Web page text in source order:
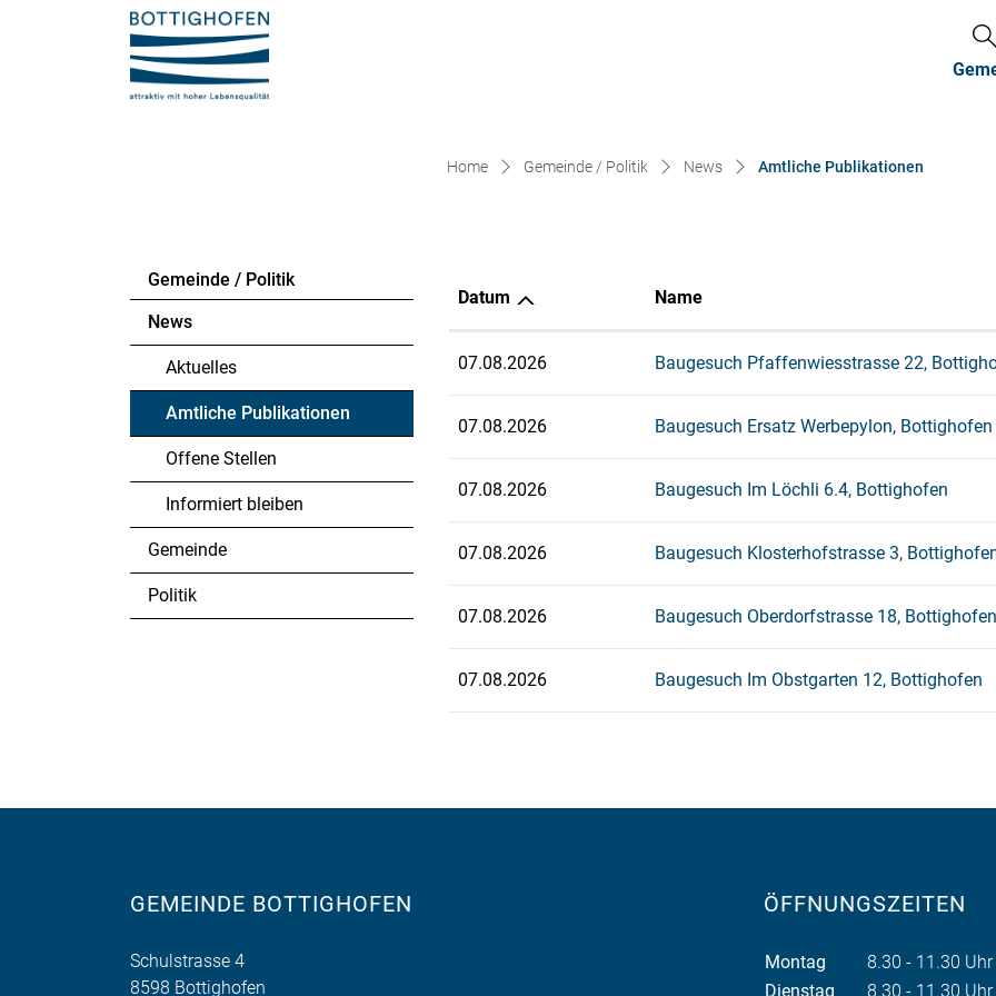
Bottighofen
Home Gemeinde / Politik News Amtliche Publikationen
Gemeinde / Politik
News
Aktuelles
Amtliche Publikationen
(ausgewählt)
Offene Stellen
Informiert bleiben
Gemeinde
Politik
Datum Name
07.08.2026 Baugesuch Pfaffenwiesstrasse 22,
07.08.2026 Baugesuch Ersatz Werbepylon, Bottighofen
07.08.2026 Baugesuch Im Löchli 6.4, Bottighofen
07.08.2026 Baugesuch Klosterhofstrasse 3,
07.08.2026 Baugesuch Oberdorfstrasse 18, Bottighofen
07.08.2026 Baugesuch Im Obstgarten 12, Bottighofen
GEMEINDE BOTTIGHOFEN
Schulstrasse 4
8598 Bottighofen
ÖFFNUNGSZEITEN
Montag
8.30 - 11.30
Dienstag
8.30 - 11.30